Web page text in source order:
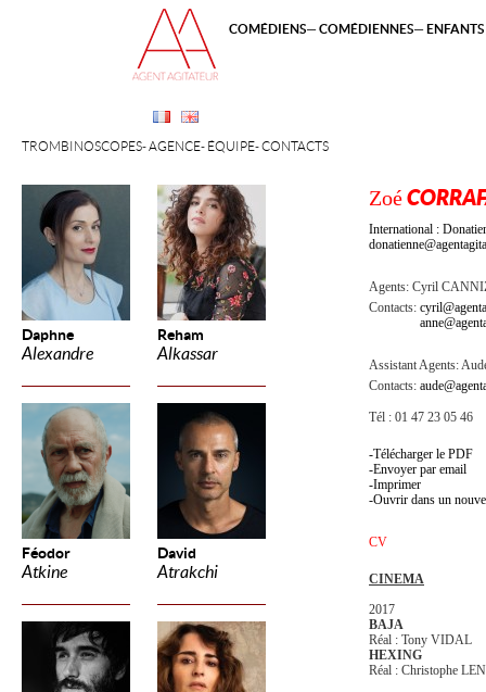
Daphne
Alexandre
Reham
Alkassar
Féodor
Atkine
David
Atrakchi
TROMBINOSCOPES AGENCE ÉQUIPE CONTACTS
COMÉDIENS COMÉDIENNES
Zoé
International :
Agents: Cyril
Contacts:
Assistant Agents:
Contacts:
Tél : 01 47 23 05 46
Télécharger le PDF
Envoyer par email
Imprimer
Ouvrir dans un
CV
CINEMA
2017
BAJA
Réal : Tony VIDAL
HEXING
Réal : Christophe